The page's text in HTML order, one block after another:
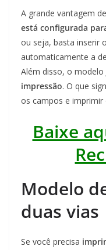
A grande vantagem
está configurada
ou seja, basta inserir
automaticamente a
Além disso, o modelo
impressão. O que
os campos e imprimir
Baixe
Modelo
duas vias
Se você precisa